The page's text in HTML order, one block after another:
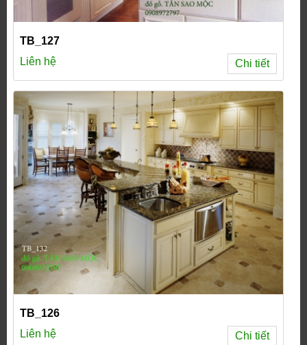
TB_127
Liên hệ
Chi tiết
TB_126
Liên hệ
Chi tiết